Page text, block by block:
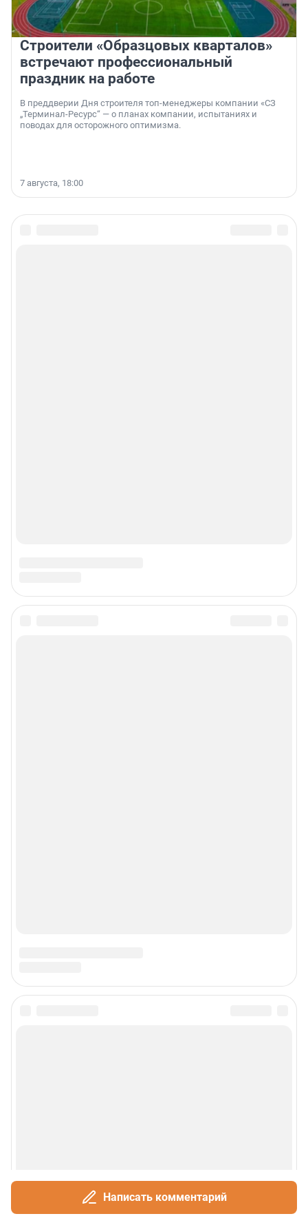
Строители «Образцовых кварталов»
встречают профессиональный
праздник на работе
В преддверии Дня строителя топ-менеджеры компании «СЗ
„Терминал-Ресурс“ — о планах компании, испытаниях и
поводах для осторожного оптимизма.
7 августа, 18:00
Написать комментарий